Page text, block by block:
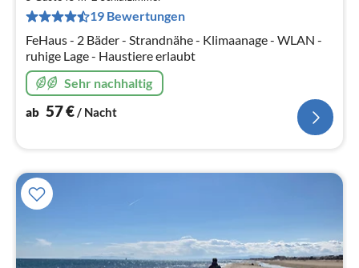
19 Bewertungen
FeHaus - 2 Bäder - Strandnähe - Klimaanage - WLAN -
ruhige Lage - Haustiere erlaubt
Sehr nachhaltig
ab 57€/ Nacht